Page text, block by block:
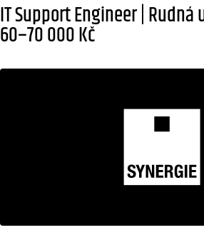
IT Support Engineer | Rudná
60–70 000 Kč